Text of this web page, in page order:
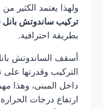
ولهذا يعتمد الكثير
تركيب ساندوتش
بطريقة احترافية.
أسقف الساندوتش
التركيب وقدرتها على
داخل المبنى، وهذا
ارتفاع درجات